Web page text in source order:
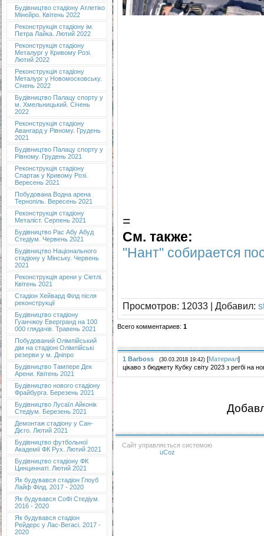
Будівництво стадіону Атлетіко
Мінейро. Квітень 2022
Реконструкція стадіону ім.
Петра Лайка. Лютий 2022
Реконструкція стадіону
Металург у Кривому Розі.
Лютий 2022
Реконструкція стадіону
Металург у Новомосковську.
Січень 2022
Будівництво Палацу спорту у
м. Хмельницький. Січень
2022
Реконструкція стадіону
Авангард у Рівному. Грудень
2021
Будівництво Палацу спорту у
Рівному. Грудень 2021
Реконструкція стадіону
Спартак у Кривому Розі.
Вересень 2021
Побудована Водна арена
Тернопіль. Вересень 2021
Реконструкція стадіону
Металіст. Серпень 2021
Будівництво Рас Абу Абуд
Стедіум. Червень 2021
Будівництво Національного
стадіону у Мінську. Червень
2021
Реконструкція арени у Сіетлі.
Квітень 2021
Стадіон Хейвард Філд після
реконструкції
Будівництво стадіону
Гуанчжоу Евергранд на 100
000 глядачів. Травень 2021
Побудований Олімпійський
дім на стадіоні Олімпійські
резерви у м. Дніпро
Будівництво Тампере Дек
Арени. Квітень 2021
Будівництво нового стадіону
Фрайбурга. Березень 2021
Будівництво Лусаїл Айконік
Стедіум. Березень 2021
Демонтаж стадіону у Сан-
Дієго. Лютий 2021
Будівництво футбольної
Академії ФК Рух. Лютий 2021
Будівництво стадіону ФК
Цинциннаті. Лютий 2021
Як будувався стадіон Глоуб
Лайф Філд. 2017 - 2020
Як будувався СоФі Стедіум.
2016 - 2020
Як будувався стадіон
Рейдерс у Лас-Вегасі. 2017 -
2020
=
См. также:
"Нант" собирается
Просмотров: 12033 | Добавил:
Всего комментариев: 1
1 Barboss (30.03.2018 19:42) [Материал]
цікаво з бюджету Кубку світу 2023 з регбі на
Сайт управляється системою
uCoz